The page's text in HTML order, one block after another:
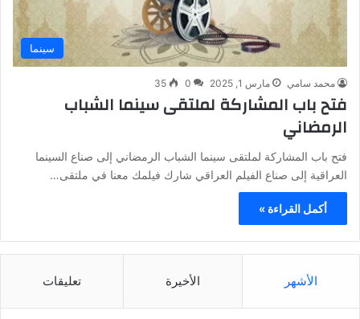
سينما
محمد سامي مارس 1, 2025 0
35
فتح باب المشاركة لملتقى سينما الشباب
الرمضاني
فتح باب المشاركة لملتقى سينما الشباب الرمضاني إلى صناع السينما
العراقية إلى صناع الفيلم العراقي شارك فيلمك معنا في ملتقى…
أكمل القراءة »
الأشهر الأخيرة تعليقات